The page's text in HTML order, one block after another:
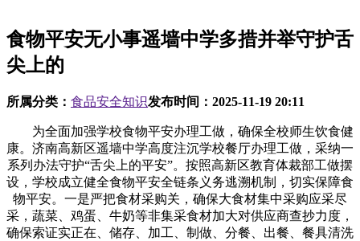
食物平安无小事遥墙中学多措并举守护舌
尖上的
所属分类： 食品安全知识发布时间： 2025-11-19 20:11
为全面加强学校食物平安办理工做，确保全校师生饮食健
康。济南高新区遥墙中学高度注沉学校餐厅办理工做，采纳一
系列办法守护“舌尖上的平安”。按照高新区教育体裁部工做摆
设，学校成立健全食物平安全链条义务逃溯机制，切实保障食
物平安。一是严把食材采购关，确保大食材集中采购应采尽
采，蔬菜、鸡蛋、牛奶等非集采食材加大对供应商查抄力度，
确保索证实正在、储存、加工、制做、分餐、出餐、餐具清洗